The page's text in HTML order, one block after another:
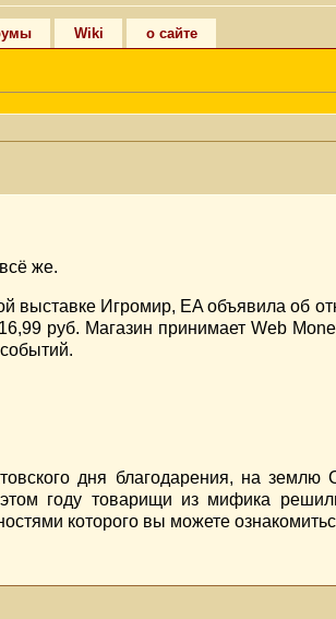
Wiki о сайте
же.
выставке Игромир, EA объявила об
руб. Магазин принимает Web
дня благодарения, на
году товарищи из мифика
которого вы можете